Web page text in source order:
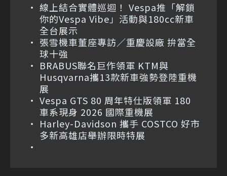
線上結合實體巡迴！ Vespa推「解鎖
你的Vespa Vibe」活動與180cc新車
全台展示
張雪機車董座專訪／重慶設廠 拚當全
球十強
BRABUS聯名巨作領軍 KTM與
Husqvarna攜13款新車強勢登陸重機
展
Vespa GTS 80 周年特仕版領軍 180
車系現身 2026 國際重機展
Harley-Davidson 攜手 COSTCO 好市
多新高雄店舉辦限時特展